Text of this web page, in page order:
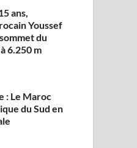
ans,
Youssef
du
6.250 m
: Le Maroc
du Sud en